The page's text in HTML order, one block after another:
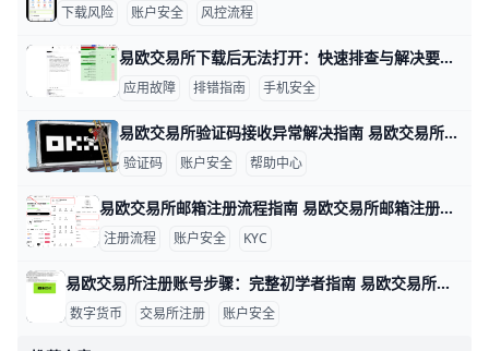
下载风险 账户安全 风控流程
易欧交易所下载后无法打开：快速排查与解决要点 易欧交易所下载后无法打开：数据驱动的排查与解决思路 在实际操作中，很多用户遇到无法打开应用的情况，往往与设备、网络和安装来源有关。下面按要点给出有数据和实例的排查方法，帮助你快速定位问题并解决。比如，若你在三星S21运行Android 12，首次安装时若出现“无法打开”的提示，通常与未知来源安装设置有关，需要先开启允许安装来自未知来源的选项。
应用故障 排错指南 手机安全
易欧交易所验证码接收异常解决指南 易欧交易所验证码收不到的情况很多，常见原因包括短信拦截、网络信号差、号码被封或黑名单、签名超时以及服务器端短信发送问题。举例来说，在香港地区、信号不稳时接收验证码的延迟可能达到1–2分钟，甚至需要重新发送多次才能收到；如果你的号码曾被运营商列入黑名单，短信可能直接被阻拦。为了快速定位问题，可以按以下步骤排查并解决。
验证码 账户安全 帮助中心
易欧交易所邮箱注册流程指南 易欧交易所邮箱注册流程 在数字货币投资的世界里，注册一个安全、便捷的账户是第一步。为了帮助你快速完成开户，下面用简单直观的步骤和实操示例来说明。 准备工作是关键。确保你使用的设备网络稳定，例如在家里用WiFi或手机数据网都可以；准备一个有效的邮箱、一个强密码（示例：P@ssw0rd!2026，实际请自己设定独特且复杂的密码），并确保手机可以接收验证码以便后续双重验证。若你在香港地区注册，遵循平台提示的地区选项，以确保身份验证顺利。
注册流程 账户安全 KYC
易欧交易所注册账号步骤：完整初学者指南 易欧交易所注册账号步骤 在数字资产投资的起步阶段，注册一个安全、合规的账户是第一步。以易欧交易所为例，下面以实例呈现完整流程，帮助新手快速上手。比如小张想买BTC，他需要先完成注册、绑定信息再进行实名认证，确保后续交易顺利。
数字货币 交易所注册 账户安全